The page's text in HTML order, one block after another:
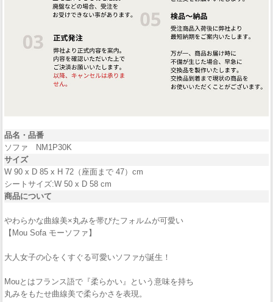
品名・品番
ソファ NM1P30K
サイズ
W 90 x D 85 x H 72（座面まで 47）cm
シートサイズ:W 50 x D 58 cm
商品について
やわらかな曲線美×丸みを帯びたフォルムが可愛い
【Mou Sofa モーソファ】
大人女子の心をくすぐる可愛いソファが誕生！
Mouとはフランス語で『柔らかい』という意味を持ち
丸みをもたせ曲線美で柔らかさを表現。